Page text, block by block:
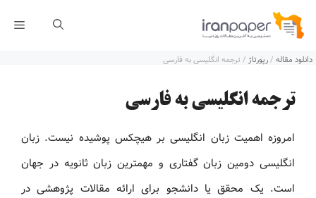
پرش
محتوا
دانلود مقاله /رپورتاژ / ترجمه انگلیسی به فارسی
ترجمه انگلیسی به فارسی
امروزه اهمیت زبان انگلیسی بر هیچکس پوشیده نیست. زبان
انگلیسی دومین زبان گفتاری و مهمترین زبان ثانویه در جهان
است. یک محقق یا دانشجو برای ارائه مقالات پژوهشی در